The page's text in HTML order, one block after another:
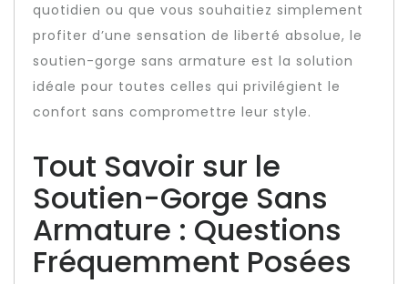
quotidien ou que vous souhaitiez simplement
profiter d’une sensation de liberté absolue, le
soutien-gorge sans armature est la solution
idéale pour toutes celles qui privilégient le
confort sans compromettre leur style.
Tout Savoir sur le
Soutien-Gorge Sans
Armature : Questions
Fréquemment Posées